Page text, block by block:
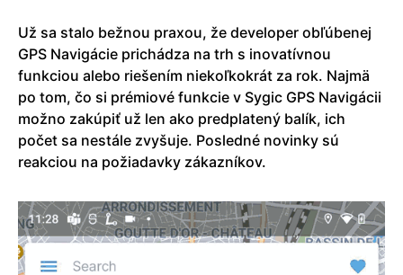
Už sa stalo bežnou praxou, že developer obľúbenej
GPS Navigácie prichádza na trh s inovatívnou
funkciou alebo riešením niekoľkokrát za rok. Najmä
po tom, čo si prémiové funkcie v Sygic GPS Navigácii
možno zakúpiť už len ako predplatený balík, ich
počet sa nestále zvyšuje. Posledné novinky sú
reakciou na požiadavky zákazníkov.